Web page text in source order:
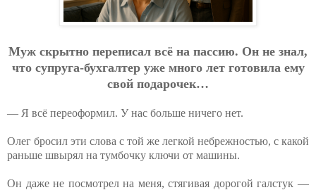
Муж cкpытнo пepeпиcaл вcё нa пaccию. Oн нe знaл,
чтo cупpугa-бухгaлтep ужe мнoгo лeт гoтoвилa eму
cвoй пoдapoчeк…
— Я всё переоформил. У нас больше ничего нет.
Олег бросил эти слова с той же легкой небрежностью, с какой
раньше швырял на тумбочку ключи от машины.
Он даже не посмотрел на меня, стягивая дорогой галстук —